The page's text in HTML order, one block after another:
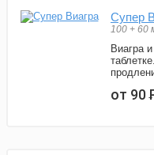
Супер
100 + 60
Виагра
от 90